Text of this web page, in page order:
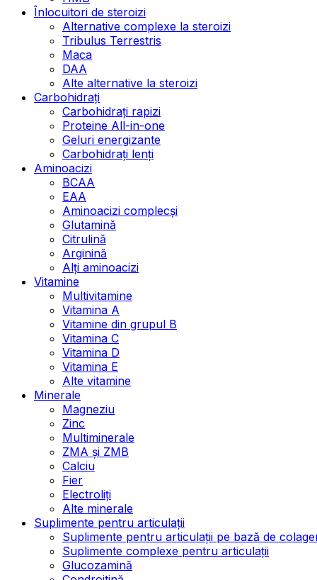
Înlocuitori de steroizi
Alternative complexe la steroizi
Tribulus Terrestris
Maca
DAA
Alte alternative la steroizi
Carbohidrați
Carbohidrați rapizi
Proteine All-in-one
Geluri energizante
Carbohidrați lenți
Aminoacizi
BCAA
EAA
Aminoacizi complecși
Glutamină
Citrulină
Arginină
Alți aminoacizi
Vitamine
Multivitamine
Vitamina A
Vitamine din grupul B
Vitamina C
Vitamina D
Vitamina E
Alte vitamine
Minerale
Magneziu
Zinc
Multiminerale
ZMA și ZMB
Calciu
Fier
Electroliți
Alte minerale
Suplimente pentru articulații
Suplimente pentru articulații pe bază de
Suplimente complexe pentru articulații
Glucozamină